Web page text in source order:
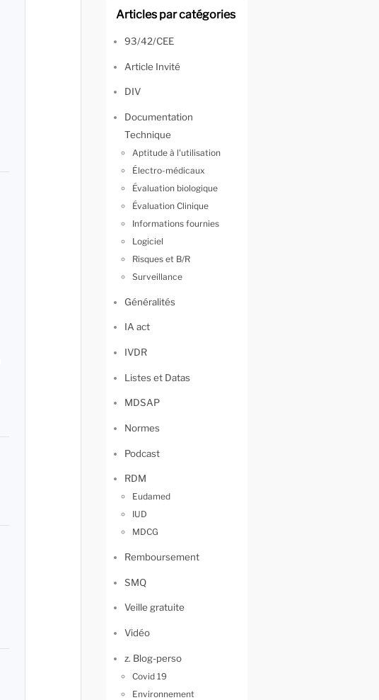
Articles par catégories
93/42/CEE
Article Invité
DIV
Documentation
Technique
Aptitude à l'utilisation
Électro-médicaux
Évaluation biologique
Évaluation Clinique
Informations fournies
Logiciel
Risques et B/R
Surveillance
Généralités
IA act
IVDR
Listes et Datas
MDSAP
Normes
Podcast
RDM
Eudamed
IUD
MDCG
Remboursement
SMQ
Veille gratuite
Vidéo
z. Blog-perso
Covid 19
Environnement